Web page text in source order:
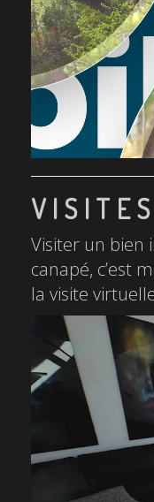
Visiter un bien
canapé, c’est
la visite